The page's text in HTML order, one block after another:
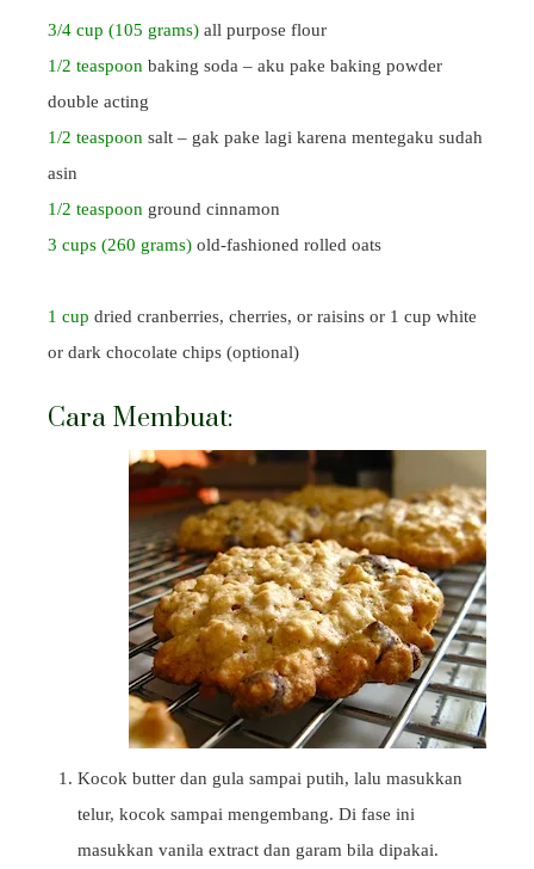
3/4 cup (105 grams) all purpose flour
1/2 teaspoon baking soda – aku pake baking powder
double acting
1/2 teaspoon salt – gak pake lagi karena mentegaku sudah
asin
1/2 teaspoon ground cinnamon
3 cups (260 grams) old-fashioned rolled oats
1 cup dried cranberries, cherries, or raisins or 1 cup white
or dark chocolate chips (optional)
Cara Membuat:
Kocok butter dan gula sampai putih, lalu masukkan
telur, kocok sampai mengembang. Di fase ini
masukkan vanila extract dan garam bila dipakai.